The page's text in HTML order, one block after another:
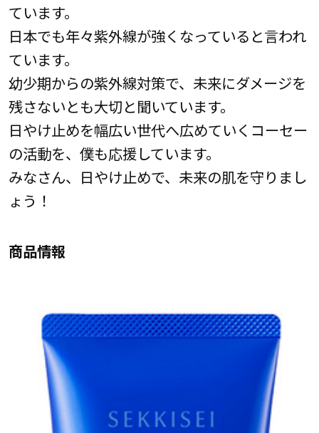
ています。
日本でも年々紫外線が強くなっていると言われ
ています。
幼少期からの紫外線対策で、未来にダメージを
残さないとも大切と聞いています。
日やけ止めを幅広い世代へ広めていくコーセー
の活動を、僕も応援しています。
みなさん、日やけ止めで、未来の肌を守りまし
ょう！
商品情報